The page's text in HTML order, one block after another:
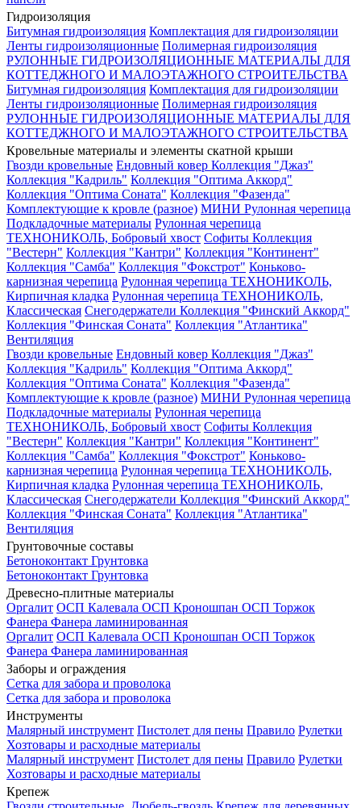
Гидроизоляция
Битумная гидроизоляция Комплектация для гидроизоляции
Ленты гидроизоляционные Полимерная гидроизоляция
РУЛОННЫЕ ГИДРОИЗОЛЯЦИОННЫЕ МАТЕРИАЛЫ ДЛЯ
КОТТЕДЖНОГО И МАЛОЭТАЖНОГО СТРОИТЕЛЬСТВА
Битумная гидроизоляция Комплектация для гидроизоляции
Ленты гидроизоляционные Полимерная гидроизоляция
РУЛОННЫЕ ГИДРОИЗОЛЯЦИОННЫЕ МАТЕРИАЛЫ ДЛЯ
КОТТЕДЖНОГО И МАЛОЭТАЖНОГО СТРОИТЕЛЬСТВА
Кровельные материалы и элементы скатной крыши
Гвозди кровельные Ендовный ковер Коллекция "Джаз"
Коллекция "Кадриль" Коллекция "Оптима Аккорд"
Коллекция "Оптима Соната" Коллекция "Фазенда"
Комплектующие к кровле (разное) МИНИ Рулонная черепица
Подкладочные материалы Рулонная черепица
ТЕХНОНИКОЛЬ, Бобровый хвост Софиты Коллекция
"Вестерн" Коллекция "Кантри" Коллекция "Континент"
Коллекция "Самба" Коллекция "Фокстрот" Коньково-
карнизная черепица Рулонная черепица ТЕХНОНИКОЛЬ,
Кирпичная кладка Рулонная черепица ТЕХНОНИКОЛЬ,
Классическая Снегодержатели Коллекция "Финский Аккорд"
Коллекция "Финская Соната" Коллекция "Атлантика"
Вентиляция
Гвозди кровельные Ендовный ковер Коллекция "Джаз"
Коллекция "Кадриль" Коллекция "Оптима Аккорд"
Коллекция "Оптима Соната" Коллекция "Фазенда"
Комплектующие к кровле (разное) МИНИ Рулонная черепица
Подкладочные материалы Рулонная черепица
ТЕХНОНИКОЛЬ, Бобровый хвост Софиты Коллекция
"Вестерн" Коллекция "Кантри" Коллекция "Континент"
Коллекция "Самба" Коллекция "Фокстрот" Коньково-
карнизная черепица Рулонная черепица ТЕХНОНИКОЛЬ,
Кирпичная кладка Рулонная черепица ТЕХНОНИКОЛЬ,
Классическая Снегодержатели Коллекция "Финский Аккорд"
Коллекция "Финская Соната" Коллекция "Атлантика"
Вентиляция
Грунтовочные составы
Бетоноконтакт Грунтовка
Бетоноконтакт Грунтовка
Древесно-плитные материалы
Оргалит ОСП Калевала ОСП Кроношпан ОСП Торжок
Фанера Фанера ламинированная
Оргалит ОСП Калевала ОСП Кроношпан ОСП Торжок
Фанера Фанера ламинированная
Заборы и ограждения
Сетка для забора и проволока
Сетка для забора и проволока
Инструменты
Малярный инструмент Пистолет для пены Правило Рулетки
Хозтовары и расходные материалы
Малярный инструмент Пистолет для пены Правило Рулетки
Хозтовары и расходные материалы
Крепеж